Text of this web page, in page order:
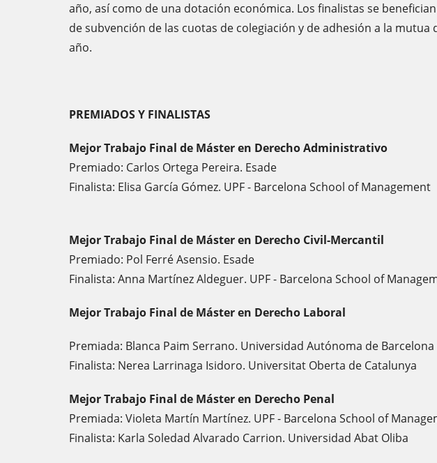
año, así como de una dotación económica. Los finalistas se
de subvención de las cuotas de colegiación y de adhesión a la mutua
año.
PREMIADOS Y FINALISTAS
Mejor Trabajo Final de Máster en Derecho Administrativo
Premiado: Carlos Ortega Pereira. Esade
Finalista: Elisa García Gómez. UPF - Barcelona School of Management
Mejor Trabajo Final de Máster en Derecho Civil-Mercantil
Premiado: Pol Ferré Asensio. Esade
Finalista: Anna Martínez Aldeguer. UPF - Barcelona School of
Mejor Trabajo Final de Máster en Derecho Laboral
Premiada: Blanca Paim Serrano. Universidad Autónoma de Barcelona
Finalista: Nerea Larrinaga Isidoro. Universitat Oberta de Catalunya
Mejor Trabajo Final de Máster en Derecho Penal
Premiada: Violeta Martín Martínez. UPF - Barcelona School of
Finalista: Karla Soledad Alvarado Carrion. Universidad Abat Oliba